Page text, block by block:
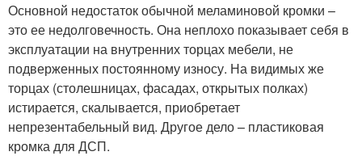
Основной недостаток обычной меламиновой кромки –
это ее недолговечность. Она неплохо показывает себя в
эксплуатации на внутренних торцах мебели, не
подверженных постоянному износу. На видимых же
торцах (столешницах, фасадах, открытых полках)
истирается, скалывается, приобретает
непрезентабельный вид. Другое дело – пластиковая
кромка для ДСП.